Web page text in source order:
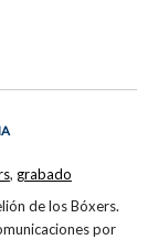
de los Bóxers.
por
, grabado